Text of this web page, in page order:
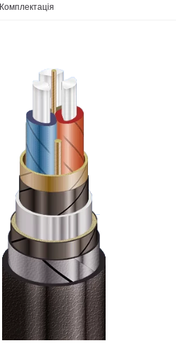
Комплектація